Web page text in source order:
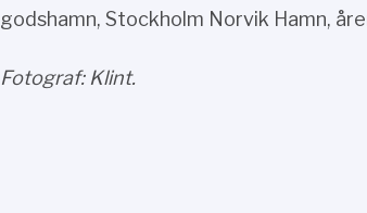
godshamn, Stockholm Norvik Hamn,
Fotograf: Klint.